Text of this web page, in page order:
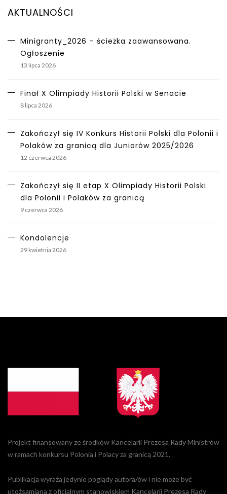
AKTUALNOŚCI
Minigranty_2026 – ścieżka zaawansowana.
Ogłoszenie
13 lipca 2026
Finał X Olimpiady Historii Polski w Senacie
8 lipca 2026
Zakończył się IV Konkurs Historii Polski dla Polonii i
Polaków za granicą dla Juniorów 2025/2026
12 czerwca 2026
Zakończył się II etap X Olimpiady Historii Polski
dla Polonii i Polaków za granicą
9 czerwca 2026
Kondolencje
29 kwietnia 2026
Projekt finansowany ze środków Kancelarii Prezesa Rady Ministrów
w ramach konkursu Polonia i Polacy za granicą 2021.
Publikacja wyraża jedynie poglądy autora/ów i nie może być
utożsamiana z oficjalnym stanowiskiem Kancelarii Prezesa Rady